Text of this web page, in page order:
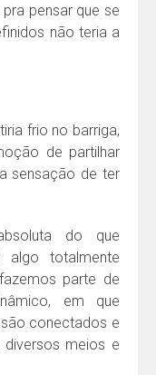
pensar que se
não teria a
frio no barriga,
de partilhar
sensação de ter
do que
totalmente
parte de
em que
conectados e
meios e